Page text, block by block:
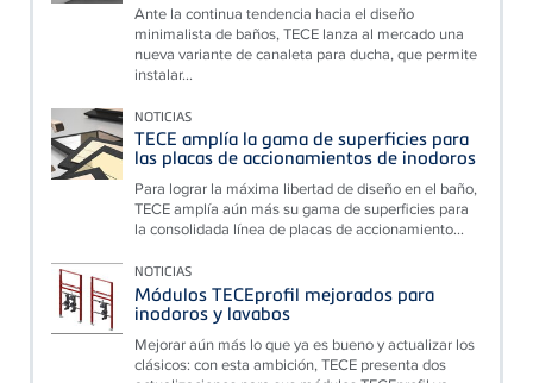
Ante la continua tendencia hacia el diseño
minimalista de baños, TECE lanza al mercado una
nueva variante de canaleta para ducha, que permite
instalar...
NOTICIAS
TECE amplía la gama de superficies para
las placas de accionamientos de inodoros
Para lograr la máxima libertad de diseño en el baño,
TECE amplía aún más su gama de superficies para
la consolidada línea de placas de accionamiento...
NOTICIAS
Módulos TECEprofil mejorados para
inodoros y lavabos
Mejorar aún más lo que ya es bueno y actualizar los
clásicos: con esta ambición, TECE presenta dos